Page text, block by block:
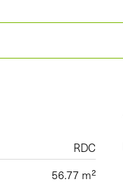
RDC
56.77 m²